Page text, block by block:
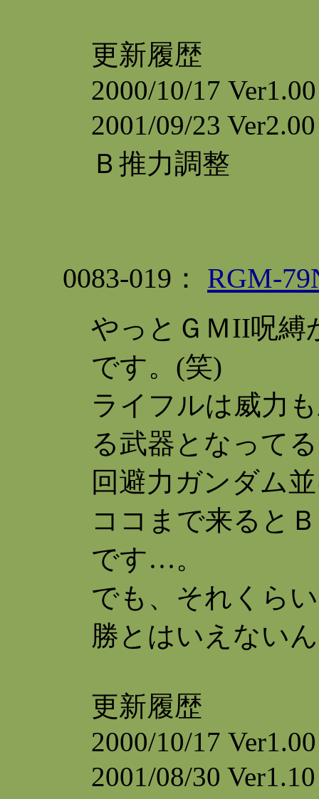
更新履歴
2000/10/17 Ver1.00
2001/09/23
Ｂ推力調整
0083-019： RGM-
やっとＧＭII呪縛
です。(笑)
ライフルは威力
る武器となって
回避力ガンダム
ココまで来ると
です…。
でも、それくら
勝とはいえない
更新履歴
2000/10/17 Ver1.00
2001/08/30